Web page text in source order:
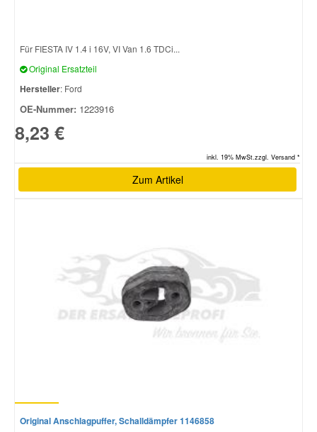
Für FIESTA IV 1.4 i 16V, VI Van 1.6 TDCi...
Original Ersatzteil
Hersteller: Ford
OE-Nummer: 1223916
8,23 €
inkl. 19% MwSt.zzgl. Versand *
Zum Artikel
Original Anschlagpuffer, Schalldämpfer 1146858